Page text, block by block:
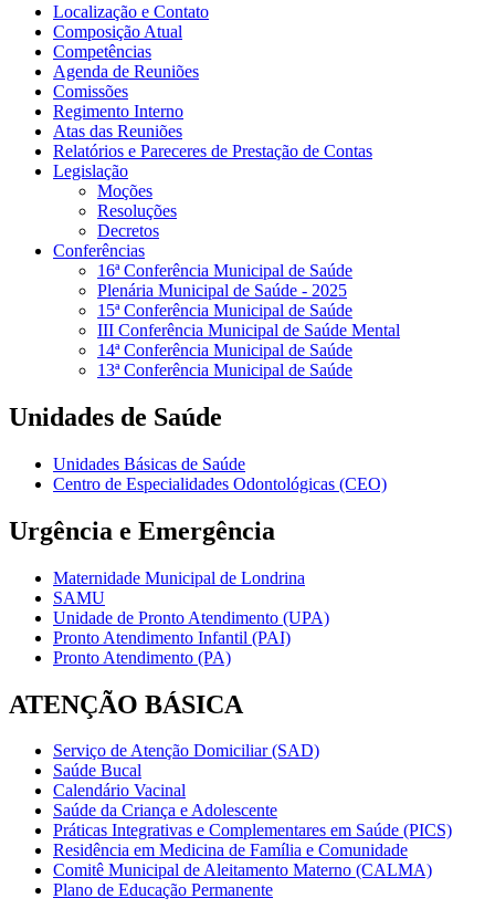
Localização e Contato
Composição Atual
Competências
Agenda de Reuniões
Comissões
Regimento Interno
Atas das Reuniões
Relatórios e Pareceres de Prestação de Contas
Legislação
Moções
Resoluções
Decretos
Conferências
16ª Conferência Municipal de Saúde
Plenária Municipal de Saúde - 2025
15ª Conferência Municipal de Saúde
III Conferência Municipal de Saúde Mental
14ª Conferência Municipal de Saúde
13ª Conferência Municipal de Saúde
Unidades de Saúde
Unidades Básicas de Saúde
Centro de Especialidades Odontológicas (CEO)
Urgência e Emergência
Maternidade Municipal de Londrina
SAMU
Unidade de Pronto Atendimento (UPA)
Pronto Atendimento Infantil (PAI)
Pronto Atendimento (PA)
ATENÇÃO BÁSICA
Serviço de Atenção Domiciliar (SAD)
Saúde Bucal
Calendário Vacinal
Saúde da Criança e Adolescente
Práticas Integrativas e Complementares em Saúde (PICS)
Residência em Medicina de Família e Comunidade
Comitê Municipal de Aleitamento Materno (CALMA)
Plano de Educação Permanente